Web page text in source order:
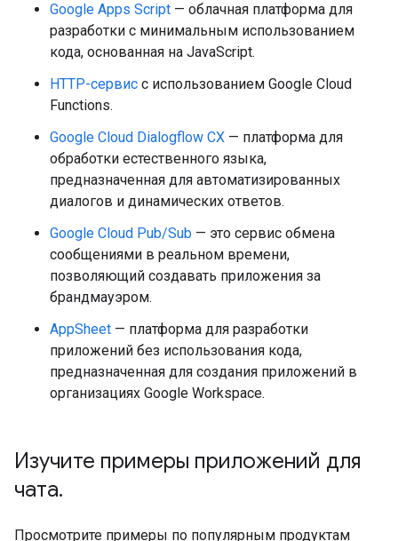
Google Apps Script — облачная платформа для
разработки с минимальным использованием
кода, основанная на JavaScript.
HTTP-сервис с использованием Google Cloud
Functions.
Google Cloud Dialogflow CX — платформа для
обработки естественного языка,
предназначенная для автоматизированных
диалогов и динамических ответов.
Google Cloud Pub/Sub — это сервис обмена
сообщениями в реальном времени,
позволяющий создавать приложения за
брандмауэром.
AppSheet — платформа для разработки
приложений без использования кода,
предназначенная для создания приложений в
организациях Google Workspace.
Изучите примеры приложений для
чата.
Просмотрите примеры по популярным продуктам